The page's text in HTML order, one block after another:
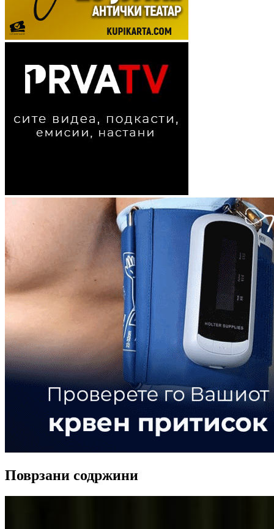
Поврзани содржини